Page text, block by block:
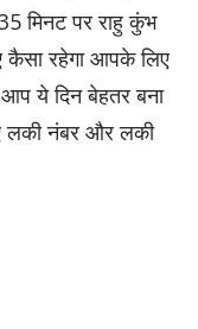
मिनट पर राहु कुंभ
कैसा रहेगा आपके लिए
ये दिन बेहतर बना
लकी नंबर और लकी